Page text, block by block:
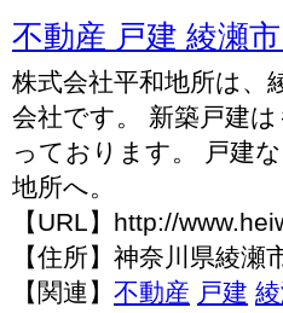
不動産 戸建 綾瀬
株式会社平和地所は、
会社です。 新築戸建
っております。 戸建
地所へ。
【URL】http://
【住所】神奈川県綾瀬
【関連】 不動産 戸建